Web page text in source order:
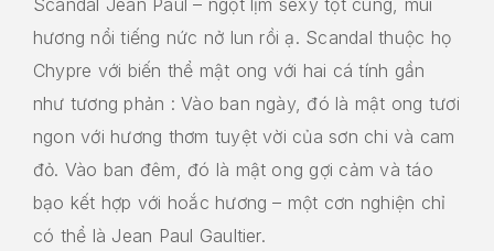
Scandal Jean Paul – ngọt lịm sexy tột cùng, mùi
hương nổi tiếng nức nở lun rồi ạ. Scandal thuộc họ
Chypre với biến thể mật ong với hai cá tính gần
như tương phản : Vào ban ngày, đó là mật ong tươi
ngon với hương thơm tuyệt vời của sơn chi và cam
đỏ. Vào ban đêm, đó là mật ong gợi cảm và táo
bạo kết hợp với hoắc hương – một cơn nghiện chỉ
có thể là Jean Paul Gaultier.